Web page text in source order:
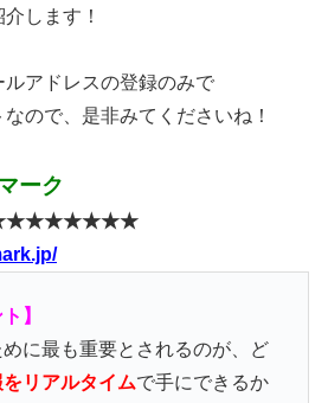
します！
アドレスの登録のみで
ので、是非みてくださいね！
ーク
】
に最も重要とされるのが、ど
リアルタイムで手にできるか